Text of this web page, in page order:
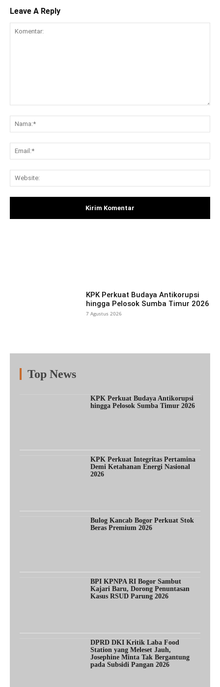
Leave A Reply
KPK Perkuat Budaya Antikorupsi
hingga Pelosok Sumba Timur 2026
7 Agustus 2026
Top News
KPK Perkuat Budaya Antikorupsi
hingga Pelosok Sumba Timur 2026
KPK Perkuat Integritas Pertamina
Demi Ketahanan Energi Nasional
2026
Bulog Kancab Bogor Perkuat Stok
Beras Premium 2026
BPI KPNPA RI Bogor Sambut
Kajari Baru, Dorong Penuntasan
Kasus RSUD Parung 2026
DPRD DKI Kritik Laba Food
Station yang Meleset Jauh,
Josephine Minta Tak Bergantung
pada Subsidi Pangan 2026